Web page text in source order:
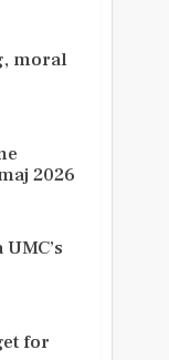
moral
2026
for